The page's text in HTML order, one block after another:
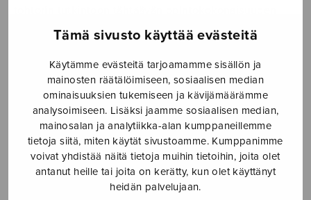
Tämä sivusto käyttää evästeitä
Käytämme evästeitä tarjoamamme sisällön ja
mainosten räätälöimiseen, sosiaalisen median
ominaisuuksien tukemiseen ja kävijämäärämme
analysoimiseen. Lisäksi jaamme sosiaalisen median,
mainosalan ja analytiikka-alan kumppaneillemme
tietoja siitä, miten käytät sivustoamme. Kumppanimme
voivat yhdistää näitä tietoja muihin tietoihin, joita olet
antanut heille tai joita on kerätty, kun olet käyttänyt
heidän palvelujaan.
osana kuultava konsertti rakentuu kuudestatoista
osasta, joista useimmissa on sekä solistien että
kuorojen osuuksia.
-Kirkkomusiikin taiteellinen tohtorintutkintoni nousee
tarpeesta ymmärtää syvällisemmin vokaalimusiikin
mahdollisuuksia välittää evankelis-luterilaisen kirkon
sanomaa 2010-luvun lopun ihmisen
kokemusmaailmaan peilaten. Taiteellisissa opin- ja
taidonnäytteen osissani etsin uudenlaisia musiikillisia
ilmaisutapoja kristinuskon käsitteille ja ilmiöille